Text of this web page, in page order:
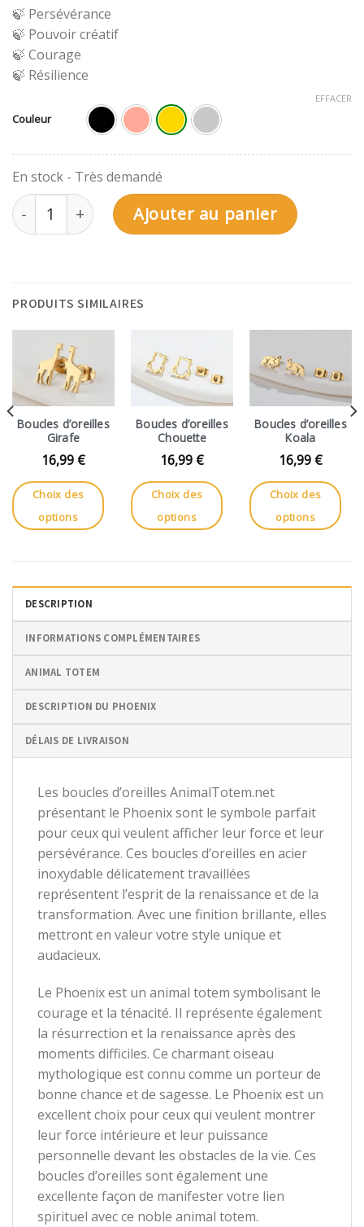
🍃 Persévérance
🍃 Pouvoir créatif
🍃 Courage
🍃 Résilience
Couleur
EFFACER
quantité de Boucles d'oreilles Phoenix
Ajouter au panier
PRODUITS SIMILAIRES
Boucles d’oreilles
Girafe
16,99 €
Choix des
options
plusieurs
variations.
Les
options
peuvent
être
choisies
sur
la
page
du
Boucles d’oreilles
Chouette
16,99 €
Choix des
options
plusieurs
Les
options
peuvent
choisies
sur
la
du
Boucles d’oreilles
Koala
16,99 €
Choix des
options
plusieurs
Les
peuvent
choisies
la
du
DESCRIPTION
INFORMATIONS COMPLÉMENTAIRES
ANIMAL TOTEM
DESCRIPTION DU PHOENIX
DÉLAIS DE LIVRAISON
Les boucles d’oreilles AnimalTotem.net
présentant le Phoenix sont le symbole parfait
pour ceux qui veulent afficher leur force et leur
persévérance. Ces boucles d’oreilles en acier
inoxydable délicatement travaillées
représentent l’esprit de la renaissance et de la
transformation. Avec une finition brillante, elles
mettront en valeur votre style unique et
audacieux.
Le Phoenix est un animal totem symbolisant le
courage et la ténacité. Il représente également
la résurrection et la renaissance après des
moments difficiles. Ce charmant oiseau
mythologique est connu comme un porteur de
bonne chance et de sagesse. Le Phoenix est un
excellent choix pour ceux qui veulent montrer
leur force intérieure et leur puissance
personnelle devant les obstacles de la vie. Ces
boucles d’oreilles sont également une
excellente façon de manifester votre lien
spirituel avec ce noble animal totem.